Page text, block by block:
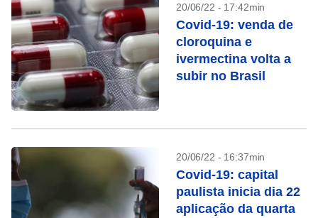
20/06/22 - 17:42min
Covid-19: venda de
cloroquina e
ivermectina volta a
subir no Brasil
20/06/22 - 16:37min
Covid-19: capital
paulista inicia dia 22
aplicação da quarta